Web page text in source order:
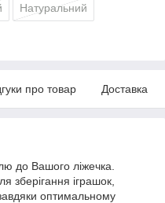
Натуральний
про товар Доставка
до Вашого ліжечка.
зберігання іграшок,
оптимальному